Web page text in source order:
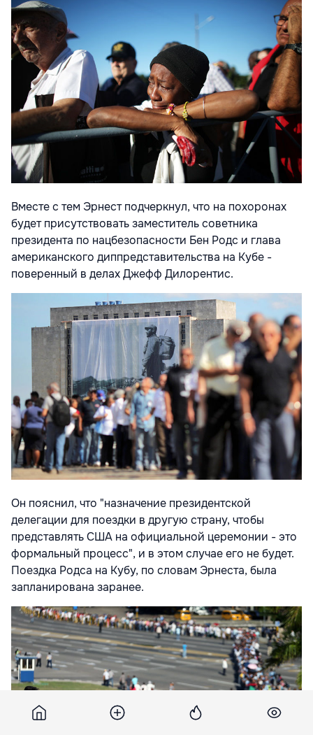
Вместе с тем Эрнест подчеркнул, что на похоронах
будет присутствовать заместитель советника
президента по нацбезопасности Бен Родс и глава
американского диппредставительства на Кубе -
поверенный в делах Джефф Дилорентис.
Он пояснил, что "назначение президентской
делегации для поездки в другую страну, чтобы
представлять США на официальной церемонии - это
формальный процесс", и в этом случае его не будет.
Поездка Родса на Кубу, по словам Эрнеста, была
запланирована заранее.